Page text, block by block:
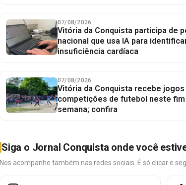
07/08/2026
Vitória da Conquista participa de
nacional que usa IA para
insuficiência cardíaca
07/08/2026
Vitória da Conquista recebe
competições de futebol neste fim
semana; confira
Siga o Jornal Conquista onde você
Nos acompanhe também nas redes sociais. É só clicar e